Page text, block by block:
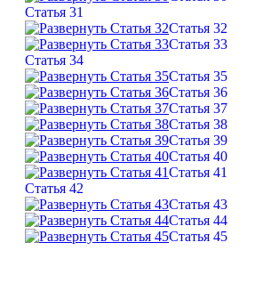
Статья 31
Статья 32
Статья 33
Статья 34
Статья 35
Статья 36
Статья 37
Статья 38
Статья 39
Статья 40
Статья 41
Статья 42
Статья 43
Статья 44
Статья 45